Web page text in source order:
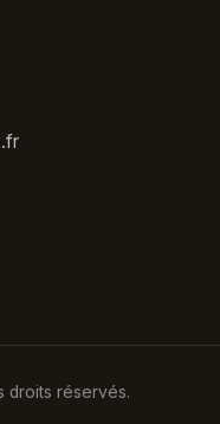
droits réservés.